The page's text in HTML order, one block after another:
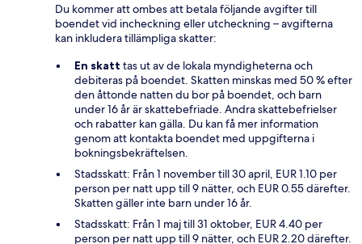
Du kommer att ombes att betala följande avgifter till
boendet vid incheckning eller utcheckning – avgifterna
kan inkludera tillämpliga skatter:
En skatt tas ut av de lokala myndigheterna och
debiteras på boendet. Skatten minskas med 50 % efter
den åttonde natten du bor på boendet, och barn
under 16 år är skattebefriade. Andra skattebefrielser
och rabatter kan gälla. Du kan få mer information
genom att kontakta boendet med uppgifterna i
bokningsbekräftelsen.
Stadsskatt: Från 1 november till 30 april, EUR 1.10 per
person per natt upp till 9 nätter, och EUR 0.55 därefter.
Skatten gäller inte barn under 16 år.
Stadsskatt: Från 1 maj till 31 oktober, EUR 4.40 per
person per natt upp till 9 nätter, och EUR 2.20 därefter.